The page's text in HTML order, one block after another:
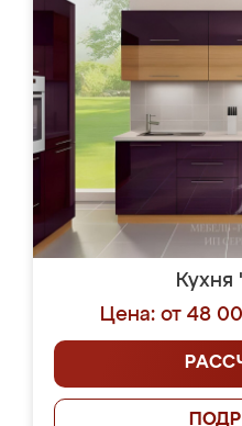
Кухня
Цена: от 48